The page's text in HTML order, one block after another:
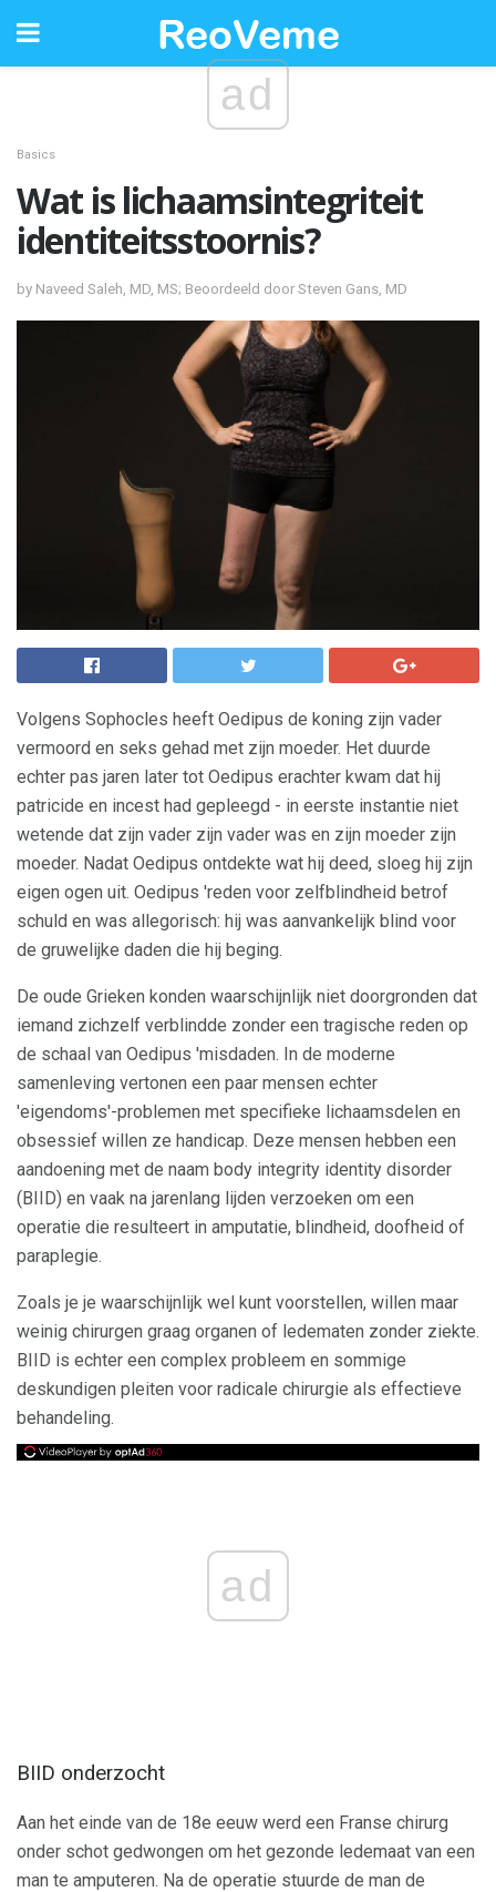
ad
Basics
Wat is lichaamsintegriteit
identiteitsstoornis?
by Naveed Saleh, MD, MS; Beoordeeld door Steven Gans, MD
Volgens Sophocles heeft Oedipus de koning zijn vader
vermoord en seks gehad met zijn moeder. Het duurde
echter pas jaren later tot Oedipus erachter kwam dat hij
patricide en incest had gepleegd - in eerste instantie niet
wetende dat zijn vader zijn vader was en zijn moeder zijn
moeder. Nadat Oedipus ontdekte wat hij deed, sloeg hij zijn
eigen ogen uit. Oedipus 'reden voor zelfblindheid betrof
schuld en was allegorisch: hij was aanvankelijk blind voor
de gruwelijke daden die hij beging.
De oude Grieken konden waarschijnlijk niet doorgronden dat
iemand zichzelf verblindde zonder een tragische reden op
de schaal van Oedipus 'misdaden. In de moderne
samenleving vertonen een paar mensen echter
'eigendoms'-problemen met specifieke lichaamsdelen en
obsessief willen ze handicap. Deze mensen hebben een
aandoening met de naam body integrity identity disorder
(BIID) en vaak na jarenlang lijden verzoeken om een ​​
operatie die resulteert in amputatie, blindheid, doofheid of
paraplegie.
Zoals je je waarschijnlijk wel kunt voorstellen, willen maar
weinig chirurgen graag organen of ledematen zonder ziekte.
BIID is echter een complex probleem en sommige
deskundigen pleiten voor radicale chirurgie als effectieve
behandeling.
ad
BIID onderzocht
Aan het einde van de 18e eeuw werd een Franse chirurg
onder schot gedwongen om het gezonde ledemaat van een
man te amputeren. Na de operatie stuurde de man de